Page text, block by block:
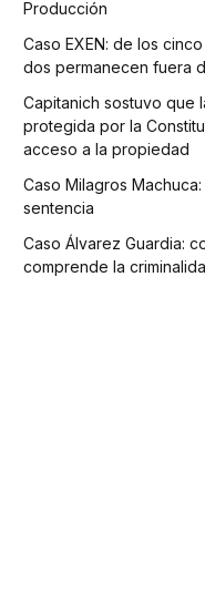
Producción
Caso EXEN: de los
dos permanecen fuera
Capitanich sostuvo que
protegida por la
acceso a la propiedad
Caso Milagros
sentencia
Caso Álvarez Guardia:
comprende la